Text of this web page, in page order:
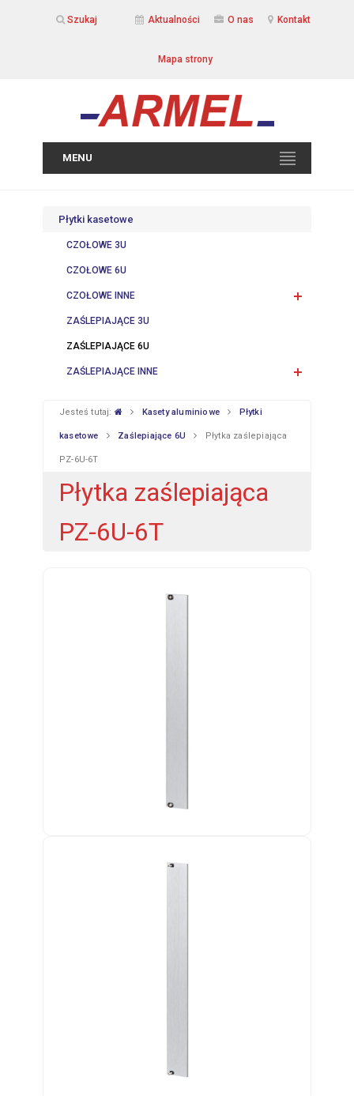
Szukaj Aktualności O nas Kontakt
Mapa strony
MENU
Płytki kasetowe
CZOŁOWE 3U
CZOŁOWE 6U
CZOŁOWE INNE
ZAŚLEPIAJĄCE 3U
ZAŚLEPIAJĄCE 6U
ZAŚLEPIAJĄCE INNE
Jesteś tutaj: Kasety aluminiowe Płytki
kasetowe Zaślepiające 6U Płytka zaślepiająca
PZ-6U-6T
Płytka zaślepiająca
PZ-6U-6T